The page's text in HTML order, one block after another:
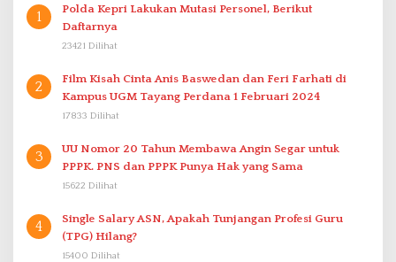
1
Polda Kepri Lakukan Mutasi Personel, Berikut
Daftarnya
23421 Dilihat
2
Film Kisah Cinta Anis Baswedan dan Feri Farhati di
Kampus UGM Tayang Perdana 1 Februari 2024
17833 Dilihat
3
UU Nomor 20 Tahun Membawa Angin Segar untuk
PPPK. PNS dan PPPK Punya Hak yang Sama
15622 Dilihat
4
Single Salary ASN, Apakah Tunjangan Profesi Guru
(TPG) Hilang?
15400 Dilihat